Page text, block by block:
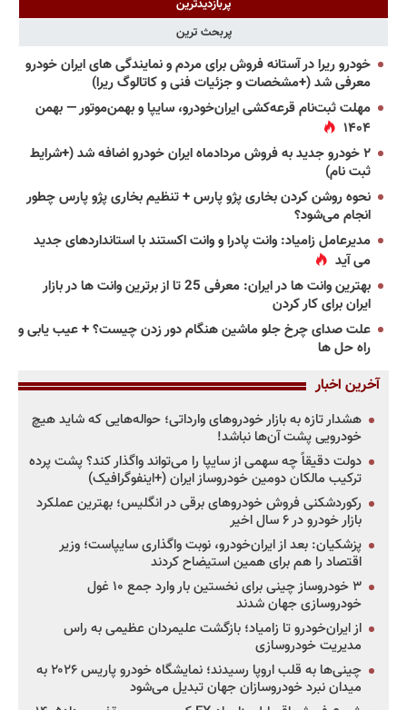
پربازدیدترین
پربحث ترین
خودرو ریرا در آستانه فروش برای مردم و نمایندگی های ایران خودرو
معرفی شد (+مشخصات و جزئیات فنی و کاتالوگ ریرا)
مهلت ثبت‌نام قرعه‌کشی ایران‌خودرو، سایپا و بهمن‌موتور — بهمن
۱۴۰۴
۲ خودرو جدید به فروش مردادماه ایران خودرو اضافه شد (+شرایط
ثبت نام)
نحوه روشن کردن بخاری پژو پارس + تنظیم بخاری پژو پارس چطور
انجام می‌شود؟
مدیرعامل زامیاد: وانت پادرا و وانت اکستند با استانداردهای جدید
می آید
بهترین وانت ها در ایران: معرفی 25 تا از برترین وانت ها در بازار
ایران برای کار کردن
علت صدای چرخ جلو ماشین هنگام دور زدن چیست؟ + عیب یابی و
راه حل ها
آخرین اخبار
هشدار تازه به بازار خودروهای وارداتی؛ حواله‌هایی که شاید هیچ
خودرویی پشت آن‌ها نباشد!
دولت دقیقاً چه سهمی از سایپا را می‌تواند واگذار کند؟ پشت پرده
ترکیب مالکان دومین خودروساز ایران (+اینفوگرافیک)
رکوردشکنی فروش خودروهای برقی در انگلیس؛ بهترین عملکرد
بازار خودرو در ۶ سال اخیر
پزشکیان: بعد از ایران‌خودرو، نوبت واگذاری سایپاست؛ وزیر
اقتصاد را هم برای همین استیضاح کردند
۳ خودروساز چینی برای نخستین بار وارد جمع ۱۰ غول
خودروسازی جهان شدند
از ایران‌خودرو تا زامیاد؛ بازگشت علیمردان عظیمی به راس
مدیریت خودروسازی
چینی‌ها به قلب اروپا رسیدند؛ نمایشگاه خودرو پاریس ۲۰۲۶ به
میدان نبرد خودروسازان جهان تبدیل می‌شود